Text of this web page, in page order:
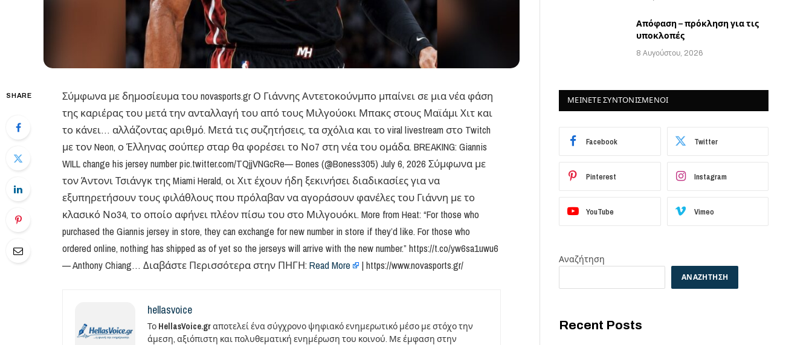
SHARE
Σύμφωνα με δημοσίευμα του novasports.gr Ο Γιάννης Αντετοκούνμπο μπαίνει σε μια νέα φάση
της καριέρας του μετά την ανταλλαγή του από τους Μιλγούοκι Μπακς στους Μαϊάμι Χιτ και
το κάνει… αλλάζοντας αριθμό. Μετά τις συζητήσεις, τα σχόλια και το viral livestream στο Twitch
με τον Neon, ο Έλληνας σούπερ σταρ θα φορέσει το Νο7 στη νέα του ομάδα. BREAKING: Giannis
WILL change his jersey number pic.twitter.com/TQjjVNGcRe— Bones (@Boness305) July 6, 2026 Σύμφωνα με
τον Άντονι Τσιάνγκ της Miami Herald, οι Χιτ έχουν ήδη ξεκινήσει διαδικασίες για να
εξυπηρετήσουν τους φιλάθλους που πρόλαβαν να αγοράσουν φανέλες του Γιάννη με το
κλασικό Νο34, το οποίο αφήνει πλέον πίσω του στο Μιλγουόκι. More from Heat: “For those who
purchased the Giannis jersey in store, they can exchange for new number in store if they’d like. For those who
ordered online, nothing has shipped as of yet so the jerseys will arrive with the new number.” https://t.co/yw6sa1uwu6
— Anthony Chiang… Διαβάστε Περισσότερα στην ΠΗΓΗ:Read More | https://www.novasports.gr/
hellasvoice
Το HellasVoice.grαποτελεί ένα σύγχρονο ψηφιακό ενημερωτικό μέσο με στόχο την
άμεση, αξιόπιστη και πολυθεματική ενημέρωση του κοινού. Με έμφαση στην
Απόφαση – πρόκληση για τις
υποκλοπές
8 Αυγούστου, 2026
ΜΕΙΝΕΤΕ ΣΥΝΤΟΝΙΣΜΕΝΟΙ
Facebook Twitter
Pinterest Instagram
YouTube Vimeo
Αναζήτηση
ΑΝΑΖΉΤΗΣΗ
Recent Posts